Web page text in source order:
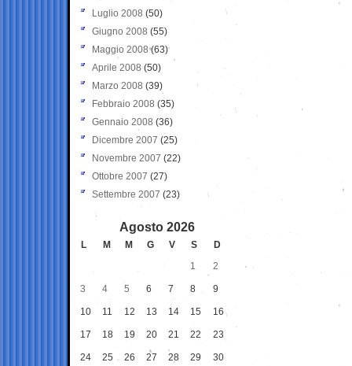
Luglio 2008 (50)
Giugno 2008 (55)
Maggio 2008(63)
Aprile 2008 (50)
Marzo 2008 (39)
Febbraio 2008 (35)
Gennaio 2008 (36)
Dicembre 2007 (25)
Novembre 2007 (22)
Ottobre 2007 (27)
Settembre 2007 (23)
Agosto 2026
L M M G V S
D
1
2
3 4 5 6 7 8 9
10 11 12 13 14 15 16
17 18 19 20 21 22 23
24 25 26 27 28 29 30